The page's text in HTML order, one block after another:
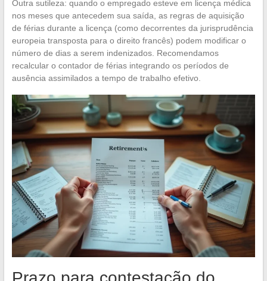
Outra sutileza: quando o empregado esteve em licença médica
nos meses que antecedem sua saída, as regras de aquisição
de férias durante a licença (como decorrentes da jurisprudência
europeia transposta para o direito francês) podem modificar o
número de dias a serem indenizados. Recomendamos
recalcular o contador de férias integrando os períodos de
ausência assimilados a tempo de trabalho efetivo.